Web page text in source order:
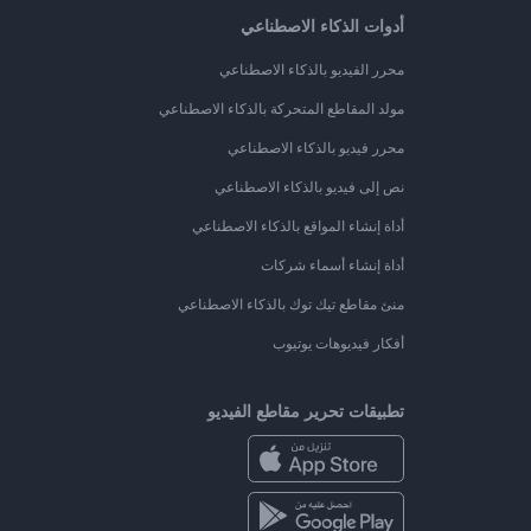
أدوات الذكاء الاصطناعي
محرر الفيديو بالذكاء الاصطناعي
مولد المقاطع المتحركة بالذكاء الاصطناعي
محرر فيديو بالذكاء الاصطناعي
نص إلى فيديو بالذكاء الاصطناعي
أداة إنشاء المواقع بالذكاء الاصطناعي
أداة إنشاء أسماء شركات
منئ مقاطع تيك توك بالذكاء الاصطناعي
أفكار فيديوهات يوتيوب
تطبيقات تحرير مقاطع الفيديو